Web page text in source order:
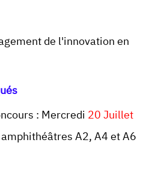
de l'innovation en
: Mercredi 20 Juillet
A2, A4 et A6